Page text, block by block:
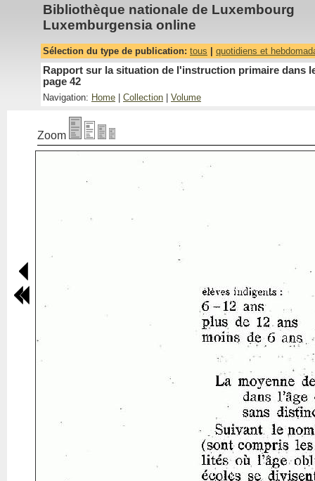
Bibliothèque nationale de Luxembourg
Luxemburgensia online
Sélection du type de publication: tous quotidiens et
Rapport sur la situation de l'instruction primaire dans
page 42
Navigation: Home Collection Volume
Zoom